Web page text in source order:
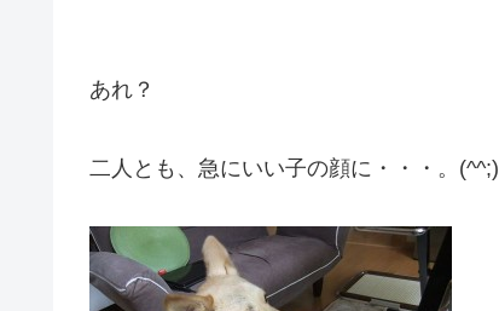
あれ？
二人とも、急にいい子の顔に・・・。(^^;)